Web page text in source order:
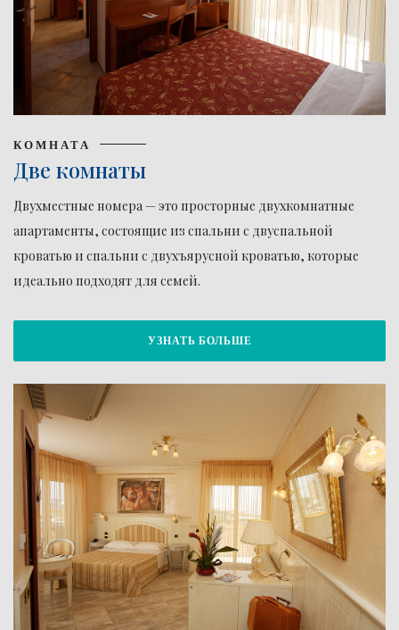
КОМНАТА
Две комнаты
Двухместные номера — это просторные двухкомнатные
апартаменты, состоящие из спальни с двуспальной
кроватью и спальни с двухъярусной кроватью, которые
идеально подходят для семей.
УЗНАТЬ БОЛЬШЕ